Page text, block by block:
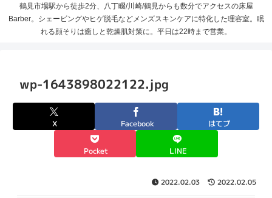
鶴見市場駅から徒歩2分、八丁畷/川崎/鶴見からも数分でアクセスの床屋
Barber。シェービングやヒゲ脱毛などメンズスキンケアに特化した理容室。眠
れる顔そりは癒しと乾燥肌対策に。平日は22時まで営業。
wp-1643898022122.jpg
X Facebook はてブ
Pocket LINE
2022.02.03 2022.02.05